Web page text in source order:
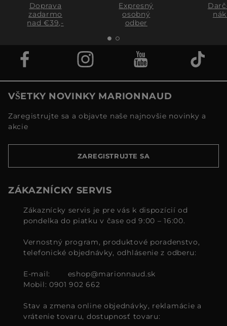
Doprava
zadarmo
nad €39,-
Expresný
osobný
odber
VŠETKY NOVINKY MARIONNAUD
Zaregistrujte sa a objavte naše najnovšie novinky a
akcie
ZAREGISTRUJTE SA
ZÁKAZNÍCKY SERVIS
Zákaznícky servis je pre vás k dispozícií od
pondelka do piatku v čase od 9:00 – 16:00.
Vernostný program, produktové poradenstvo,
telefonické objednávky, odhlásenie z odberu:
E-mail:
eshop@marionnaud.sk
Mobil: 0901 902 662
Stav a zmena online objednávky, reklamácie a
vrátenie tovaru, dostupnosť tovaru: